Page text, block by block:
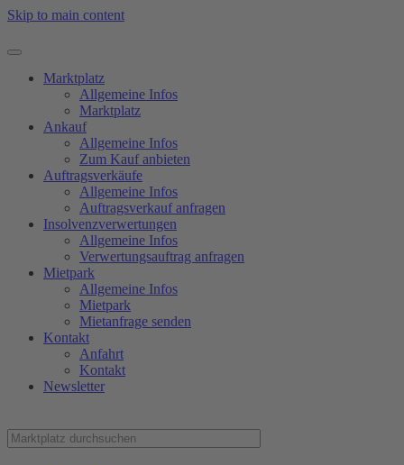
Skip to main content
Marktplatz
Allgemeine Infos
Marktplatz
Ankauf
Allgemeine Infos
Zum Kauf anbieten
Auftragsverkäufe
Allgemeine Infos
Auftragsverkauf anfragen
Insolvenzverwertungen
Allgemeine Infos
Verwertungsauftrag anfragen
Mietpark
Allgemeine Infos
Mietpark
Mietanfrage senden
Kontakt
Anfahrt
Kontakt
Newsletter